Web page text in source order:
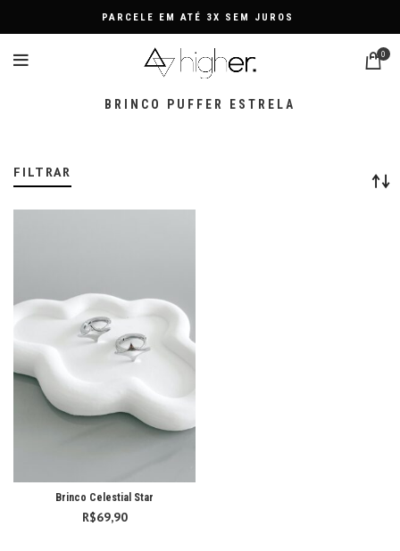
PARCELE EM ATÉ 3X SEM JUROS
0
BRINCO PUFFER ESTRELA
FILTRAR
Brinco Celestial Star
R$69,90